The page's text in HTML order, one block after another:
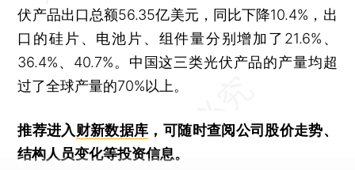
伏产品出口总额56.35亿美元，同比下降10.4%，出
口的硅片、电池片、组件量分别增加了21.6%、
36.4%、40.7%。中国这三类光伏产品的产量均超
过了全球产量的70%以上。
推荐进入财新数据库 ，可随时查阅公司股价走势、
结构人员变化等投资信息。